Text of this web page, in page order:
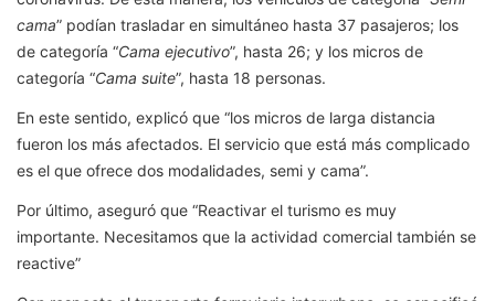
cama” podían trasladar en simultáneo hasta 37 pasajeros; los
de categoría “Cama ejecutivo”, hasta 26; y los micros de
categoría “Cama suite”, hasta 18 personas.
En este sentido, explicó que “los micros de larga distancia
fueron los más afectados. El servicio que está más complicado
es el que ofrece dos modalidades, semi y cama”.
Por último, aseguró que “Reactivar el turismo es muy
importante. Necesitamos que la actividad comercial también se
reactive”